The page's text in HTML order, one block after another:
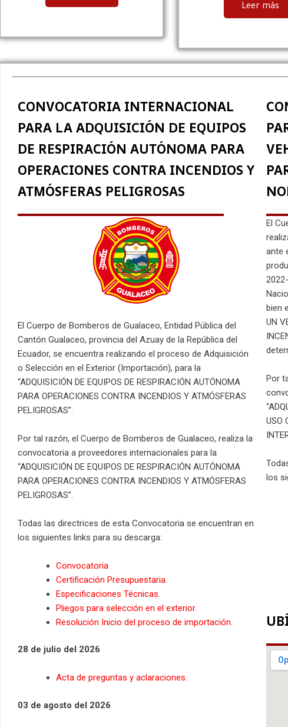
Leer más
CONVOCATORIA INTERNACIONAL
PARA LA ADQUISICIÓN DE EQUIPOS
DE RESPIRACIÓN AUTÓNOMA PARA
OPERACIONES CONTRA INCENDIOS Y
ATMÓSFERAS PELIGROSAS
El Cuerpo de Bomberos de Gualaceo, Entidad Pública del
Cantón Gualaceo, provincia del Azuay de la República del
Ecuador, se encuentra realizando el proceso de Adquisición
o Selección en el Exterior (Importación), para la
“ADQUISICIÓN DE EQUIPOS DE RESPIRACIÓN AUTÓNOMA
PARA OPERACIONES CONTRA INCENDIOS Y ATMÓSFERAS
PELIGROSAS”.
Por tal razón, el Cuerpo de Bomberos de Gualaceo, realiza la
convocatoria a proveedores internacionales para la
“ADQUISICIÓN DE EQUIPOS DE RESPIRACIÓN AUTÓNOMA
PARA OPERACIONES CONTRA INCENDIOS Y ATMÓSFERAS
PELIGROSAS”.
Todas las directrices de esta Convocatoria se encuentran en
los siguientes links para su descarga:
Convocatoria
Certificación Presupuestaria.
Especificaciones Técnicas.
Pliegos para selección en el exterior.
Resolución Inicio del proceso de importación.
28 de julio del 2026
Acta de preguntas y aclaraciones.
03 de agosto del 2026
El
ante
bien
UN
Por
USO
los